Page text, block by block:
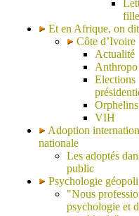
Et en Afrique, on
Côte d’Ivoire
Actualité
Elections
Orphelins
VIH
Adoption
nationale
Les adoptés
public
Psychologie
"Nous
psychologie et